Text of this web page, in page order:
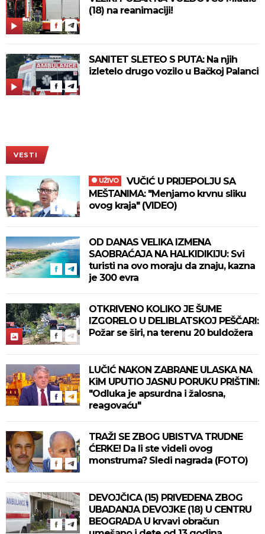
(18) na reanimaciji!
SANITET SLETEO S PUTA: Na njih
izletelo drugo vozilo u Bačkoj Palanci
VESTI
UŽIVO
MEŠTANIMA: "Menjamo krvnu sliku
ovog kraja" (VIDEO)
OD DANAS VELIKA IZMENA
SAOBRAĆAJA NA HALKIDIKIJU: Svi
turisti na ovo moraju da znaju, kazna
je 300 evra
OTKRIVENO KOLIKO JE ŠUME
IZGORELO U DELIBLATSKOJ PEŠČARI:
Požar se širi, na terenu 20 buldožera
LUČIĆ NAKON ZABRANE ULASKA NA
KiM UPUTIO JASNU PORUKU PRIŠTINI:
"Odluka je apsurdna i žalosna,
reagovaću"
TRAŽI SE ZBOG UBISTVA TRUDNE
ĆERKE! Da li ste videli ovog
monstruma? Sledi nagrada (FOTO)
DEVOJČICA (15) PRIVEDENA ZBOG
UBADANJA DEVOJKE (18) U CENTRU
BEOGRADA U krvavi obračun